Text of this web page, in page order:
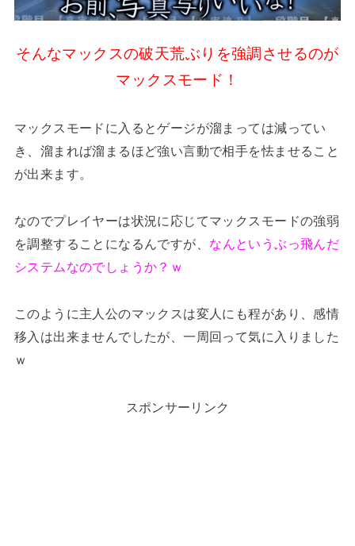
そんなマックスの破天荒ぶりを強調させるのが
マックスモード！
マックスモードに入るとゲージが溜まっては減ってい
き、溜まれば溜まるほど強い言動で相手を怯ませること
が出来ます。
なのでプレイヤーは状況に応じてマックスモードの強弱
を調整することになるんですが、 なんというぶっ飛んだ
システムなのでしょうか？ｗ
このように主人公のマックスは変人にも程があり、感情
移入は出来ませんでしたが、一周回って気に入りました
ｗ
スポンサーリンク